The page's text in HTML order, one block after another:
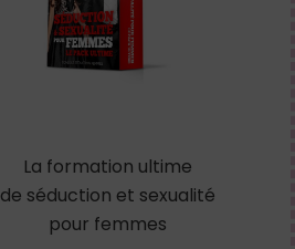
La formation ultime
de séduction et sexualité
pour femmes